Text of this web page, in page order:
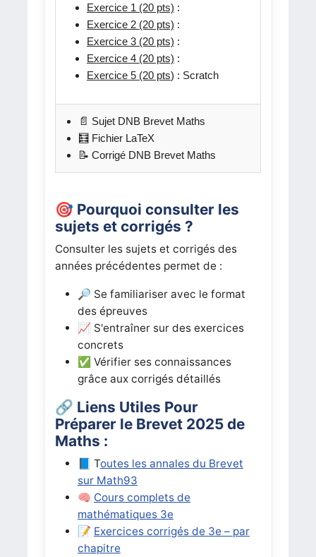
Exercice 1 (20 pts) :
Exercice 2 (20 pts) :
Exercice 3 (20 pts) :
Exercice 4 (20 pts) :
Exercice 5 (20 pts) : Scratch
📄 Sujet DNB Brevet Maths
🧮 Fichier LaTeX
📝 Corrigé DNB Brevet Maths
🎯 Pourquoi consulter les
sujets et corrigés ?
Consulter les sujets et corrigés des
années précédentes permet de :
🔎 Se familiariser avec le format
des épreuves
📈 S'entraîner sur des exercices
concrets
✅ Vérifier ses connaissances
grâce aux corrigés détaillés
🔗 Liens Utiles Pour
Préparer le Brevet 2025 de
Maths :
📘 Toutes les annales du Brevet
sur Math93
🧠 Cours complets de
mathématiques 3e
📝 Exercices corrigés de 3e – par
chapitre